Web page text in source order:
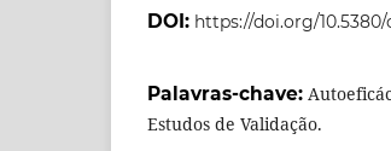
DOI: https://doi.org/10.5380/
Palavras-chave:
Estudos de Validação.